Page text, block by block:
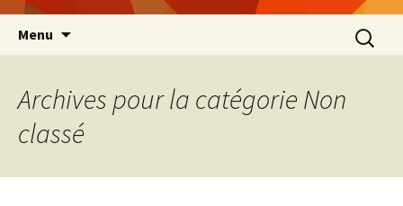
Menu
Archives pour la catégorie Non
classé